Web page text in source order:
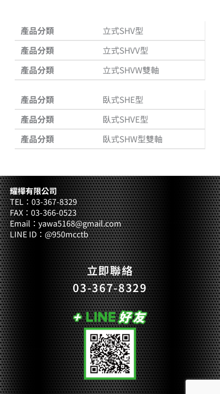
產品分類
立式SHV型
產品分類
立式SHVV型
產品分類
立式SHVW雙軸
產品分類
臥式SHE型
產品分類
臥式SHVE型
產品分類
臥式SHW型雙軸
耀樺有限公司
TEL：03-367-8329
FAX：03-366-0523
Email：yawa5168@gmail.com
LINE ID：@950mcctb
立即聯絡
03-367-8329